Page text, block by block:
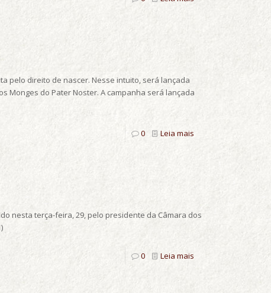
pelo direito de nascer. Nesse intuito, será lançada
Monges do Pater Noster. A campanha será lançada
0 Leia mais
nesta terça-feira, 29, pelo presidente da Câmara dos
0 Leia mais